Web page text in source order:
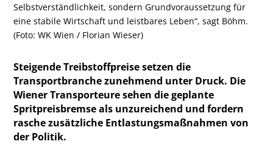
Selbstverständlichkeit, sondern Grundvoraussetzung für
eine stabile Wirtschaft und leistbares Leben“, sagt Böhm.
(Foto: WK Wien / Florian Wieser)
Steigende Treibstoffpreise setzen die
Transportbranche zunehmend unter Druck. Die
Wiener Transporteure sehen die geplante
Spritpreisbremse als unzureichend und fordern
rasche zusätzliche Entlastungsmaßnahmen von
der Politik.